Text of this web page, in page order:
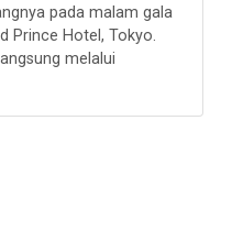
pada malam gala
Prince Hotel, Tokyo.
melalui